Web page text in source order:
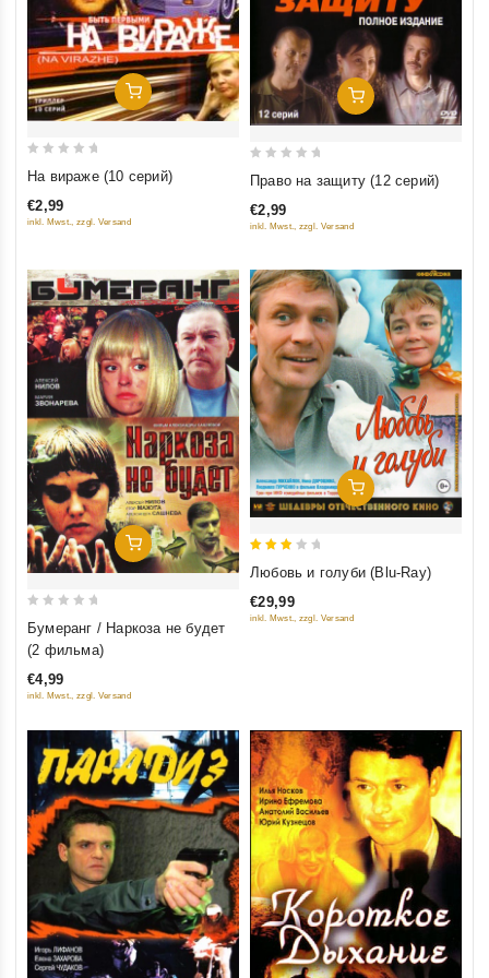
Добавить В Корзину
of
На вираже (10 серий)
€2,99
inkl. Mwst., zzgl. Versand
Добавить В Корзину
out
of
Право на защиту (12 серий)
€2,99
inkl. Mwst., zzgl. Versand
Добавить В Корзину
out
5
Бумеранг / Наркоза не будет
(2 фильма)
€4,99
inkl. Mwst., zzgl. Versand
Добавить В Корзину
of 5
Любовь и голуби (Blu-Ray)
€29,99
inkl. Mwst., zzgl. Versand